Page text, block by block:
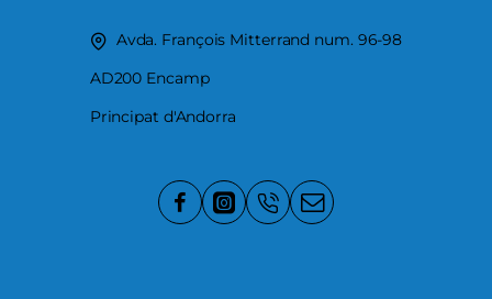
Avda. François Mitterrand num. 96-98
AD200 Encamp
Principat d'Andorra